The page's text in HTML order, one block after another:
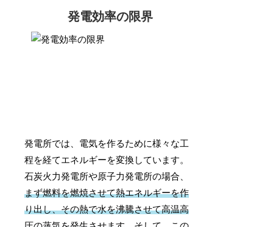
発電効率の限界
発電所では、電気を作るために様々な工
程を経てエネルギーを変換しています。
石炭火力発電所や原子力発電所の場合、
まず燃料を燃焼させて熱エネルギーを作
り出し、その熱で水を沸騰させて高温高